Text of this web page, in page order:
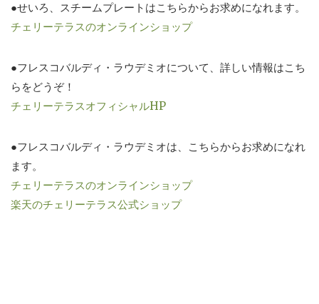
●せいろ、スチームプレートはこちらからお求めになれます。
チェリーテラスのオンラインショップ
●フレスコバルディ・ラウデミオについて、詳しい情報はこち
らをどうぞ！
チェリーテラスオフィシャルHP
●フレスコバルディ・ラウデミオは、こちらからお求めになれ
ます。
チェリーテラスのオンラインショップ
楽天のチェリーテラス公式ショップ